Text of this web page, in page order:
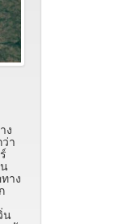
ง
า
าง
น